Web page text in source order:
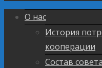
О нас
История
кооперации
Состав совета